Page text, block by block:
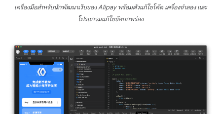
เครื่องมือสำหรับนักพัฒนาเว็บของ Alipay พร้อมตัวแก้ไขโค้ด เครื่องจำลอง และ
โปรแกรมแก้ไขข้อบกพร่อง